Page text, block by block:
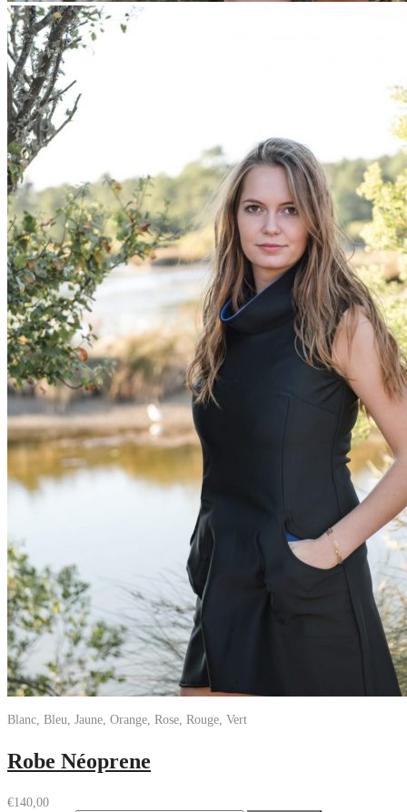
Blanc, Bleu, Jaune, Orange, Rose, Rouge, Vert
Robe Néoprene
€140,00